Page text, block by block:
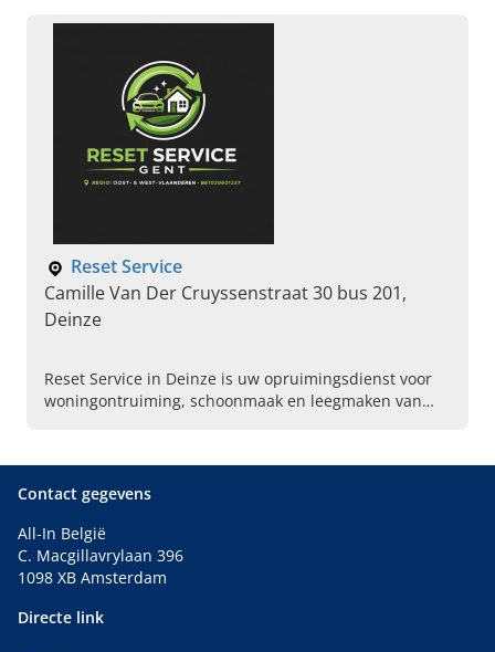
Reset Service
Camille Van Der Cruyssenstraat 30 bus 201,
Deinze
Reset Service in Deinze is uw opruimingsdienst voor
woningontruiming, schoonmaak en leegmaken van
Contact gegevens
All-In België
C. Macgillavrylaan 396
1098 XB Amsterdam
Directe link